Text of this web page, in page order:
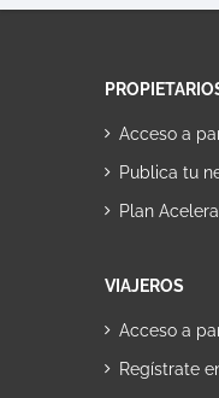
Acceso a
Publica tu
Plan
VIAJEROS
Acceso a
Regístrate